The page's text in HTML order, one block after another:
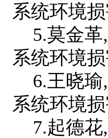
系统环境
5.莫金
系统环境
6.王晓瑜
系统环境
7.起德